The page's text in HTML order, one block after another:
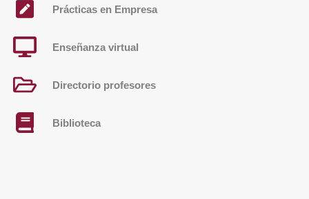
Prácticas en Empresa
Enseñanza virtual
Directorio profesores
Biblioteca